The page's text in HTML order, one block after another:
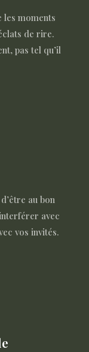
les moments
de rire.
pas tel qu’il
au bon
avec
vos invités.